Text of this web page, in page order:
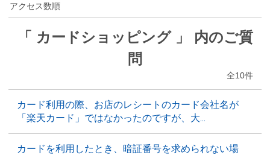
アクセス数順
「 カードショッピング 」 内のご質
問
全10件
カード利用の際、お店のレシートのカード会社名が
「楽天カード」ではなかったのですが、大...
カードを利用したとき、暗証番号を求められない場